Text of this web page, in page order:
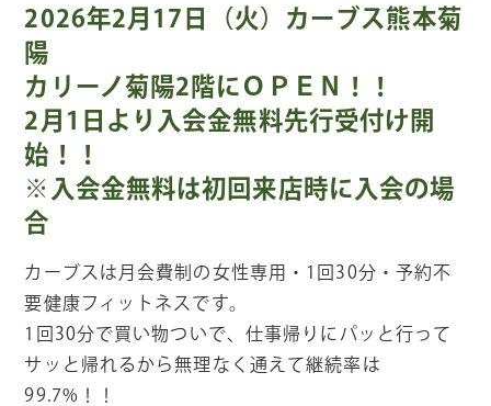
2026年2月17日（火）カーブス熊本菊
陽
カリーノ菊陽2階にＯＰＥＮ！！
2月1日より入会金無料先行受付け開
始！！
※入会金無料は初回来店時に入会の場
合
カーブスは月会費制の女性専用・1回30分・予約不
要健康フィットネスです。
1回30分で買い物ついで、仕事帰りにパッと行って
サッと帰れるから無理なく通えて継続率は
99.7%！！